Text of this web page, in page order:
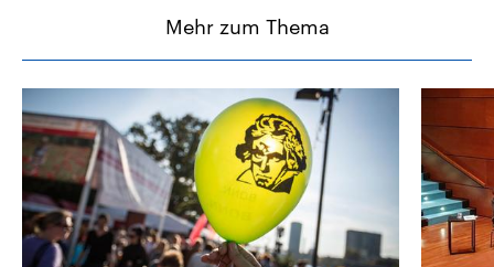
Mehr zum Thema